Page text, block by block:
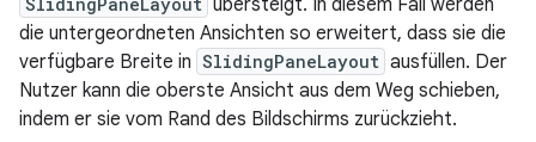
übersteigt. In diesem Fall werden
die untergeordneten Ansichten so erweitert, dass sie die
verfügbare Breite in SlidingPaneLayout ausfüllen. Der
Nutzer kann die oberste Ansicht aus dem Weg schieben,
indem er sie vom Rand des Bildschirms zurückzieht.